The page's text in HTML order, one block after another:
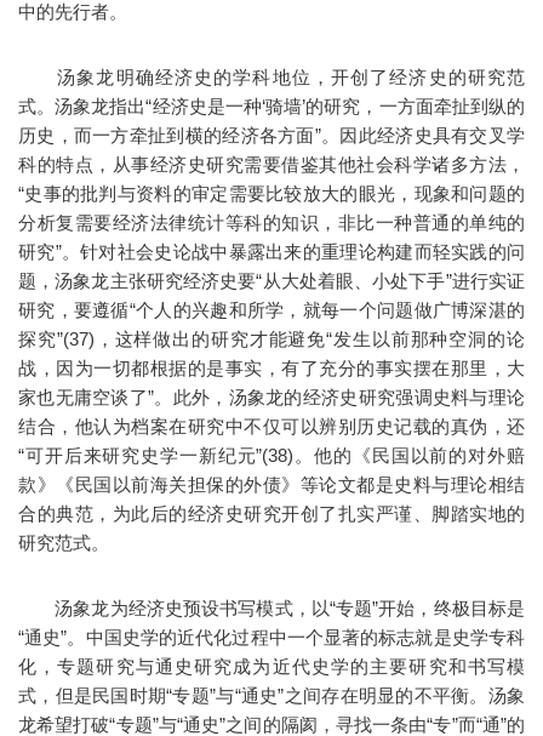
中的先行者。
汤象龙明确经济史的学科地位，开创了经济史的研究范
式。汤象龙指出“经济史是一种‘骑墙’的研究，一方面牵扯到纵的
历史，而一方牵扯到横的经济各方面”。因此经济史具有交叉学
科的特点，从事经济史研究需要借鉴其他社会科学诸多方法，
“史事的批判与资料的审定需要比较放大的眼光，现象和问题的
分析复需要经济法律统计等科的知识，非比一种普通的单纯的
研究”。针对社会史论战中暴露出来的重理论构建而轻实践的问
题，汤象龙主张研究经济史要“从大处着眼、小处下手”进行实证
研究，要遵循“个人的兴趣和所学，就每一个问题做广博深湛的
探究”(37)，这样做出的研究才能避免“发生以前那种空洞的论
战，因为一切都根据的是事实，有了充分的事实摆在那里，大
家也无庸空谈了”。此外，汤象龙的经济史研究强调史料与理论
结合，他认为档案在研究中不仅可以辨别历史记载的真伪，还
“可开后来研究史学一新纪元”(38)。他的《民国以前的对外赔
款》《民国以前海关担保的外债》等论文都是史料与理论相结
合的典范，为此后的经济史研究开创了扎实严谨、脚踏实地的
研究范式。
汤象龙为经济史预设书写模式，以“专题”开始，终极目标是
“通史”。中国史学的近代化过程中一个显著的标志就是史学专科
化，专题研究与通史研究成为近代史学的主要研究和书写模
式，但是民国时期“专题”与“通史”之间存在明显的不平衡。汤象
龙希望打破“专题”与“通史”之间的隔阂，寻找一条由“专”而“通”的